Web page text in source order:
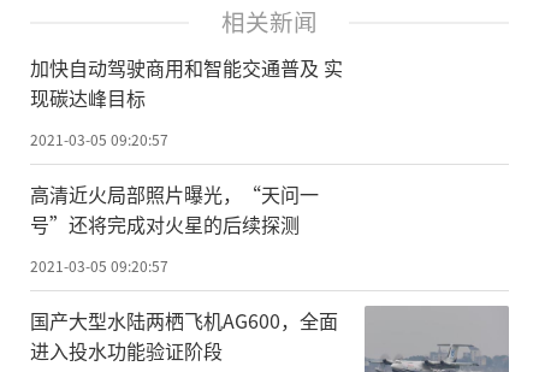
一。大力发展低碳交通，利用人工智能、5G
等新技术，加快自动驾驶商用和智能交通普
及，能有效缓解交通拥堵，让老百姓出行更
绿色便捷，实现碳达峰与经济高质量发展协
调统一。
近年来，人工智能等新技术的快速发展
大大提升了交通领域的减排潜力。一方面，
早日实现自动驾驶规模化商用，有助于实现
运输工具的低碳化。智能化、电动化已成为
相关新闻
加快自动驾驶商用和智能交通普及 实
现碳达峰目标
2021-03-05 09:20:57
高清近火局部照片曝光，“天问一
号”还将完成对火星的后续探测
2021-03-05 09:20:57
国产大型水陆两栖飞机AG600，全面
进入投水功能验证阶段